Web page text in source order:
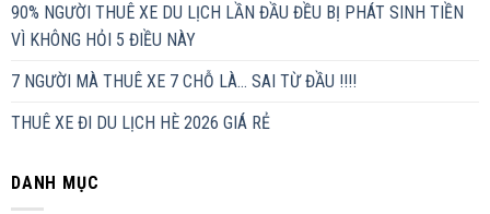
90% NGƯỜI THUÊ XE DU LỊCH LẦN ĐẦU ĐỀU BỊ PHÁT SINH TIỀN
VÌ KHÔNG HỎI 5 ĐIỀU NÀY
7 NGƯỜI MÀ THUÊ XE 7 CHỖ LÀ… SAI TỪ ĐẦU !!!!
THUÊ XE ĐI DU LỊCH HÈ 2026 GIÁ RẺ
DANH MỤC